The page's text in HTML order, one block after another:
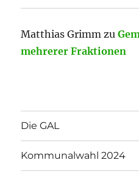
Matthias Grimm zu
mehrerer Fraktionen
Die GAL
Kommunalwahl 2024